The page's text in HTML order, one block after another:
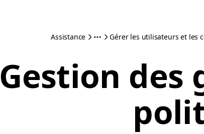
Assistance Gérer les utilisateurs et les
Gestion des